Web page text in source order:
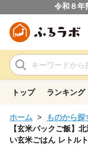
令和８年
トップ ランキング
ホーム ものから探
【玄米パックご飯】
い玄米ごはん レトル